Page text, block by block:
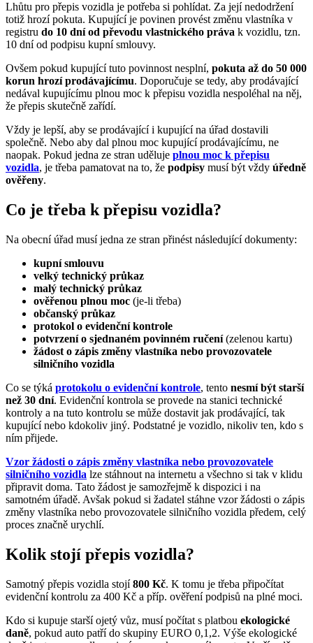
Lhůtu pro přepis vozidla je potřeba si pohlídat. Za její nedodržení
totiž hrozí pokuta. Kupující je povinen provést změnu vlastníka v
registru do 10 dní od převodu vlastnického práva k vozidlu, tzn.
10 dní od podpisu kupní smlouvy.
Ovšem pokud kupující tuto povinnost nesplní, pokuta až do 50 000
korun hrozí prodávajícímu. Doporučuje se tedy, aby prodávající
nedával kupujícímu plnou moc k přepisu vozidla nespoléhal na něj,
že přepis skutečně zařídí.
Vždy je lepší, aby se prodávající i kupující na úřad dostavili
společně. Nebo aby dal plnou moc kupující prodávajícímu, ne
naopak. Pokud jedna ze stran uděluje plnou moc k přepisu
vozidla, je třeba pamatovat na to, že podpisy musí být vždy úředně
ověřeny.
Co je třeba k přepisu vozidla?
Na obecní úřad musí jedna ze stran přinést následující dokumenty:
kupní smlouvu
velký technický průkaz
malý technický průkaz
ověřenou plnou moc (je-li třeba)
občanský průkaz
protokol o evidenční kontrole
potvrzení o sjednaném povinném ručení(zelenou kartu)
žádost o zápis změny vlastníka nebo provozovatele
silničního vozidla
Co se týká protokolu o evidenční kontrole, tento nesmí být starší
než 30 dní. Evidenční kontrola se provede na stanici technické
kontroly a na tuto kontrolu se může dostavit jak prodávající, tak
kupující nebo kdokoliv jiný. Podstatné je vozidlo, nikoliv ten, kdo s
ním přijede.
Vzor žádosti o zápis změny vlastníka nebo provozovatele
silničního vozidla lze stáhnout na internetu a všechno si tak v klidu
připravit doma. Tato žádost je samozřejmě k dispozici i na
samotném úřadě. Avšak pokud si žadatel stáhne vzor žádosti o zápis
změny vlastníka nebo provozovatele silničního vozidla předem, celý
proces značně urychlí.
Kolik stojí přepis vozidla?
Samotný přepis vozidla stojí800 Kč. K tomu je třeba připočítat
evidenční kontrolu za 400 Kč a příp. ověření podpisů na plné moci.
Kdo si kupuje starší ojetý vůz, musí počítat s platbou ekologické
daně, pokud auto patří do skupiny EURO 0,1,2. Výše ekologické